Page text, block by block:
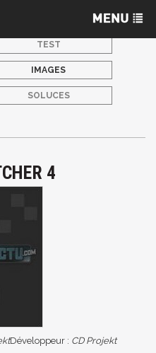
TEST
IMAGES
SOLUCES
4
Développeur : CD Projekt